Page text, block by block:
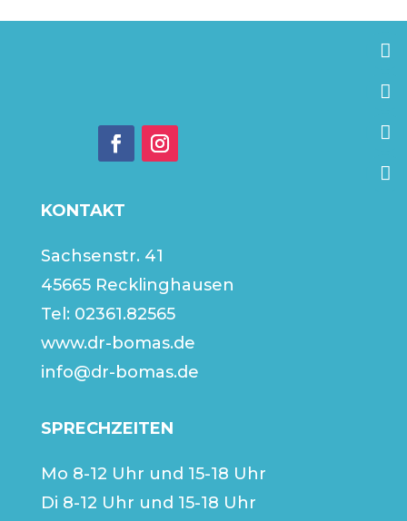
KONTAKT
Sachsenstr. 41
45665 Recklinghausen
Tel: 02361.82565
www.dr-bomas.de
info@dr-bomas.de
SPRECHZEITEN
Mo 8-12 Uhr und 15-18 Uhr
Di 8-12 Uhr und 15-18 Uhr